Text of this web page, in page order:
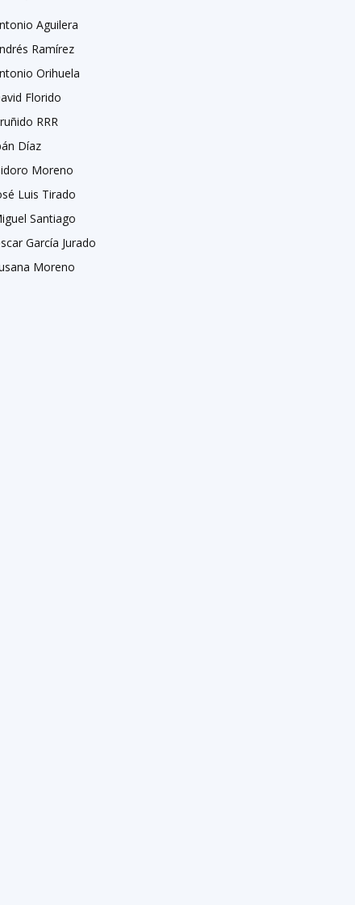
Aguilera
Ramírez
Orihuela
Florido
RRR
Díaz
Moreno
Luis Tirado
Santiago
García Jurado
Moreno